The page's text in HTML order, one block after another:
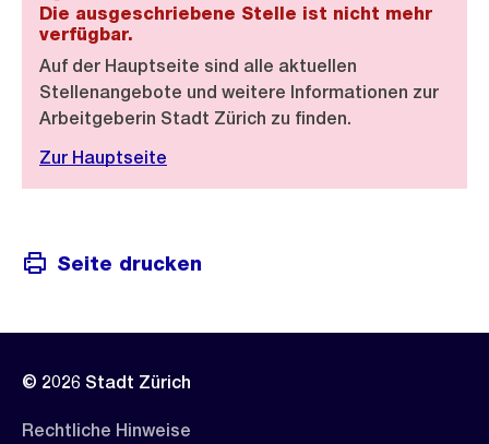
Die ausgeschriebene Stelle ist nicht mehr
verfügbar.
Auf der Hauptseite sind alle aktuellen
Stellenangebote und weitere Informationen zur
Arbeitgeberin Stadt Zürich zu finden.
Zur Hauptseite
Seite drucken
© 2026 Stadt Zürich
Rechtliche Hinweise